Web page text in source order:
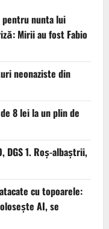
pentru nunta lui
Mirii au fost Fabio
neonaziste din
8 lei la un plin de
DGS 1. Roș-albaștrii,
cu topoarele:
AI, se